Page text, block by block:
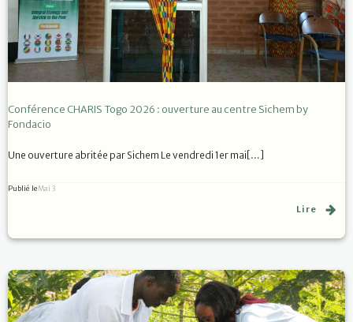
Conférence CHARIS Togo 2026 : ouverture au centre Sichem by
Fondacio
Une ouverture abritée par Sichem Le vendredi 1er mai[…]
Publié leMai 3
Lire